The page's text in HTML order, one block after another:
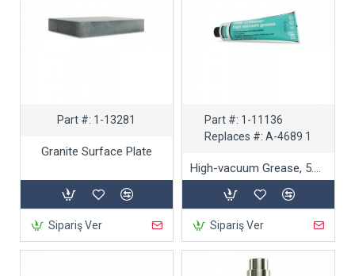
Part #: 1-13281
Granite Surface Plate
Sipariş Ver
Part #: 1-11136
Replaces #: A-4689 1
High-vacuum Grease, 5.3 oz.
Sipariş Ver